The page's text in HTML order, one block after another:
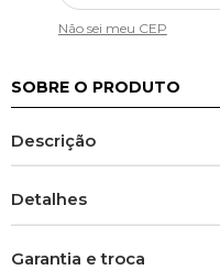
Não sei meu CEP
SOBRE O PRODUTO
Descrição
Detalhes
Garantia e troca